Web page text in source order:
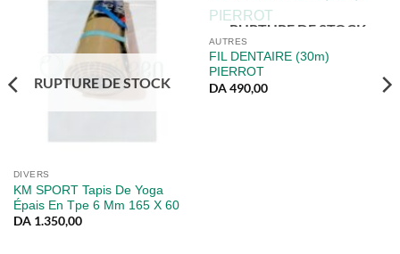
RUPTURE DE STOCK
DIVERS
KM SPORT Tapis De Yoga
Épais En Tpe 6 Mm 165 X 60
DA1.350,00
RUPTURE DE STOCK
AUTRES
FIL DENTAIRE (30m)
PIERROT
DA490,00